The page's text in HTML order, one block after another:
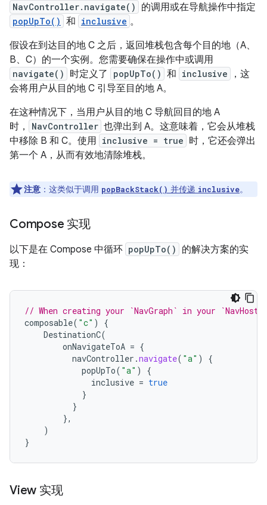
NavController.navigate() 的调用或在导航操作中指定
popUpTo() 和 inclusive 。
假设在到达目的地 C 之后，返回堆栈包含每个目的地（A、
B、C）的一个实例。您需要确保在操作中或调用
navigate() 时定义了 popUpTo() 和 inclusive
，这
会将用户从目的地 C 引导至目的地 A。
在这种情况下，当用户从目的地 C 导航回目的地 A
时，
NavController 也弹出到 A。这意味着，它会从堆栈
中移除 B 和 C。使用 inclusive = true 时，它还会弹出
第一个 A，从而有效地清除堆栈。
注意 ：这类似于调用 popBackStack() 并传递 inclusive。
Compose 实现
以下是在 Compose 中循环 popUpTo()
的解决方案的实
现：
// When creating your `NavGraph` in your
composable( "c" )
{
DestinationC(
onNavigateToA = {
navController .navigate( "a" )
{
popUpTo( "a" )
{
inclusive = true
}
}
},
)
}
View 实现